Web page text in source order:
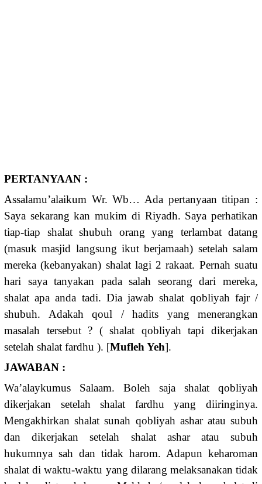
PERTANYAAN :
Assalamu’alaikum Wr. Wb… Ada pertanyaan titipan :
Saya sekarang kan mukim di Riyadh. Saya perhatikan
tiap-tiap shalat shubuh orang yang terlambat datang
(masuk masjid langsung ikut berjamaah) setelah salam
mereka (kebanyakan) shalat lagi 2 rakaat. Pernah suatu
hari saya tanyakan pada salah seorang dari mereka,
shalat apa anda tadi. Dia jawab shalat qobliyah fajr /
shubuh. Adakah qoul / hadits yang menerangkan
masalah tersebut ? ( shalat qobliyah tapi dikerjakan
setelah shalat fardhu ). [Mufleh Yeh].
JAWABAN :
Wa’alaykumus Salaam. Boleh saja shalat qobliyah
dikerjakan setelah shalat fardhu yang diiringinya.
Mengakhirkan shalat sunah qobliyah ashar atau subuh
dan dikerjakan setelah shalat ashar atau subuh
hukumnya sah dan tidak harom. Adapun keharoman
shalat di waktu-waktu yang dilarang melaksanakan tidak